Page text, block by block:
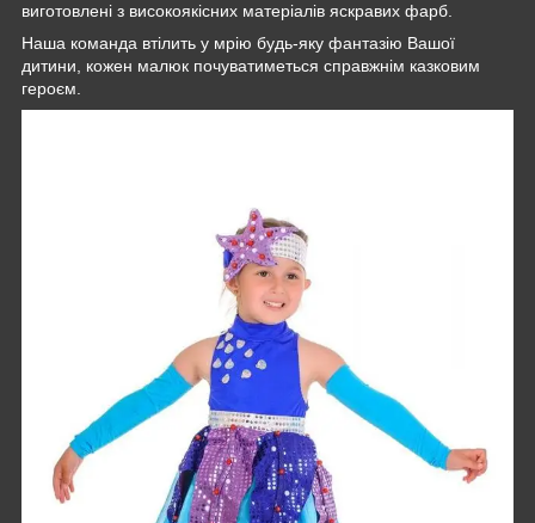
виготовлені з високоякісних матеріалів яскравих фарб.
Наша команда втілить у мрію будь-яку фантазію Вашої
дитини, кожен малюк почуватиметься справжнім казковим
героєм.